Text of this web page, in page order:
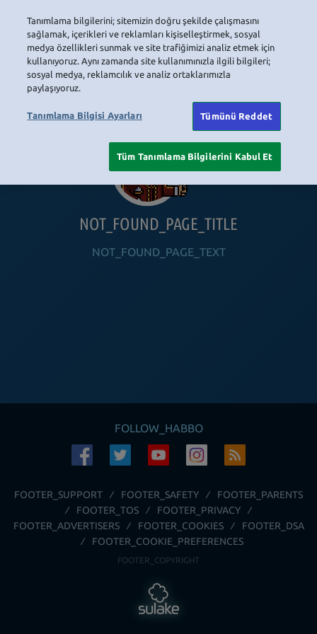
NAVIGATION_COMMUNITY
NOT_FOUND_PAGE_TITLE
NOT_FOUND_PAGE_TEXT
FOLLOW_HABBO
FOOTER_SUPPORT FOOTER_SAFETY
FOOTER_PARENTS
FOOTER_TOS
FOOTER_PRIVACY
FOOTER_ADVERTISERS
FOOTER_COOKIES
FOOTER_DSA
FOOTER_COOKIE_PREFERENCES
FOOTER_COPYRIGHT
Tanımlama bilgilerini; sitemizin doğru şekilde çalışmasını
sağlamak, içerikleri ve reklamları kişiselleştirmek, sosyal
medya özellikleri sunmak ve site trafiğimizi analiz etmek için
kullanıyoruz. Aynı zamanda site kullanımınızla ilgili bilgileri;
sosyal medya, reklamcılık ve analiz ortaklarımızla
paylaşıyoruz.
Tanımlama Bilgisi Ayarları Tümünü Reddet
Tüm Tanımlama Bilgilerini Kabul Et